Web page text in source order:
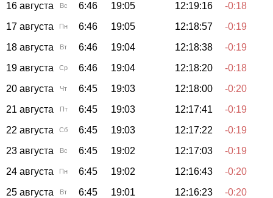
16 августа
Вс 6:46 19:05 12:19:16
-0:18
17 августа
Пн 6:46 19:05 12:18:57
-0:19
18 августа
Вт 6:46 19:04 12:18:38
-0:19
19 августа
Ср 6:46 19:04 12:18:20
-0:18
20 августа
Чт 6:45 19:03 12:18:00
-0:20
21 августа
Пт 6:45 19:03 12:17:41
-0:19
22 августа
Сб 6:45 19:03 12:17:22
-0:19
23 августа
Вс 6:45 19:02 12:17:03
-0:19
24 августа
Пн 6:45 19:02 12:16:43
-0:20
25 августа
Вт 6:45 19:01 12:16:23
-0:20